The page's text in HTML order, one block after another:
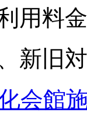
用料
新旧
会館